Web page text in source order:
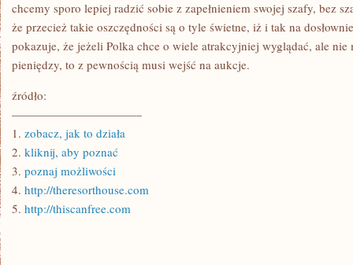
chcemy sporo lepiej radzić sobie z zapełnieniem swojej szafy, bez
że przecież takie oszczędności są o tyle świetne, iż i tak na
pokazuje, że jeżeli Polka chce o wiele atrakcyjniej wyglądać, ale nie
pieniędzy, to z pewnością musi wejść na aukcje.
źródło:
———————————
1. zobacz, jak to działa
2. kliknij, aby poznać
3. poznaj możliwości
4. http://theresorthouse.com
5. http://thiscanfree.com